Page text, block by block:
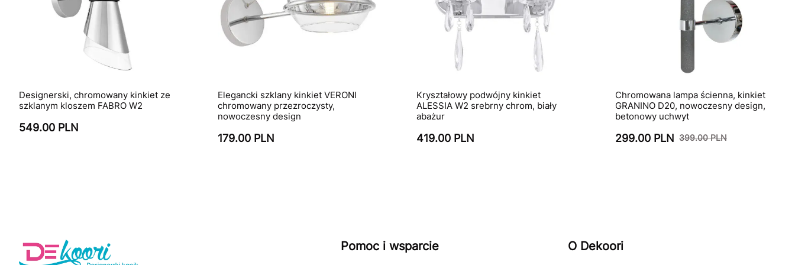
Designerski, chromowany kinkiet ze
szklanym kloszem FABRO W2
549.00 PLN
Elegancki szklany kinkiet VERONI
chromowany przezroczysty,
nowoczesny design
179.00 PLN
Kryształowy podwójny kinkiet
ALESSIA W2 srebrny chrom, biały
abażur
419.00 PLN
Chromowana lampa ścienna, kinkiet
GRANINO D20, nowoczesny design,
betonowy uchwyt
299.00 PLN 399.00 PLN
Pomoc i wsparcie O Dekoori